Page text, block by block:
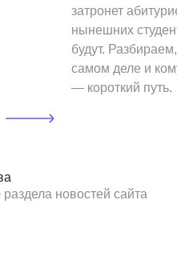
затронет
нынешних
будут.
самом деле и
— короткий путь.
новостей сайта